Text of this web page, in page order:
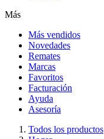
Más
Más vendidos
Novedades
Remates
Marcas
Favoritos
Facturación
Ayuda
Asesoría
Todos los productos